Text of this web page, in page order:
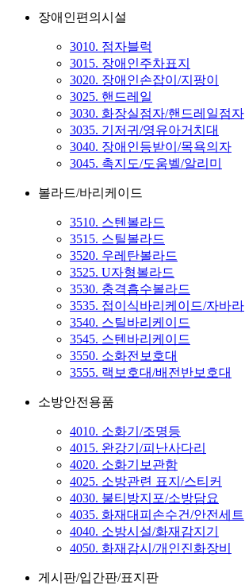
장애인편의시설
3010. 점자블럭
3015. 장애인주차표지
3020. 장애인손잡이/지팡이
3025. 핸드레일
3030. 화장실점자/핸드레일점자
3035. 기저귀/영유아거치대
3040. 장애인등받이/목욕의자
3045. 촉지도/도움벨/알리미
볼라드/바리케이드
3510. 스텐볼라드
3515. 스틸볼라드
3520. 우레탄볼라드
3525. U자형볼라드
3530. 충격흡수볼라드
3535. 접이식바리케이드/자바라
3540. 스틸바리케이드
3545. 스텐바리케이드
3550. 소화전보호대
3555. 랙보호대/배전반보호대
소방안전용품
4010. 소화기/조명등
4015. 완강기/피난사다리
4020. 소화기보관함
4025. 소방관련 표지/스티커
4030. 불티방지포/소방담요
4035. 화재대피손수건/안전세트
4040. 소방시설/화재감지기
4050. 화재감시/개인진화장비
게시판/입간판/표지판